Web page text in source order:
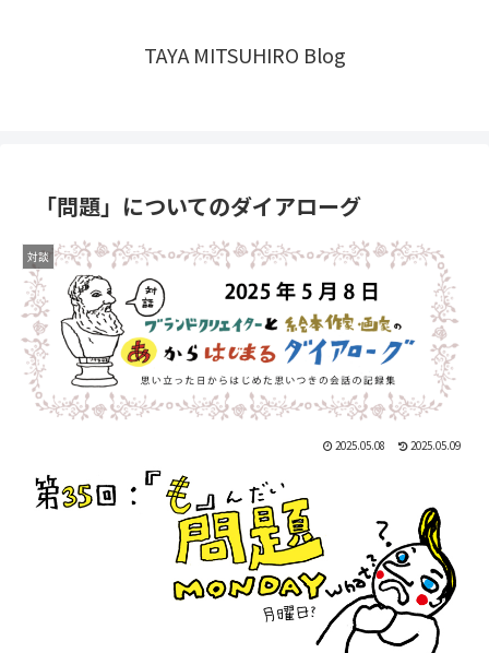
TAYA MITSUHIRO Blog
「問題」についてのダイアローグ
対談
2025.05.08 2025.05.09